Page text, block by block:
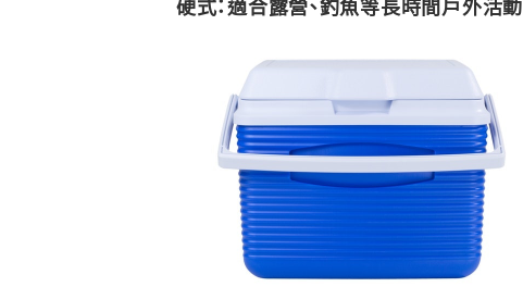
硬式：適合露營、釣魚等長時間戶外活動